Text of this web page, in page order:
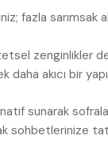
fazla sarımsak
zenginlikler
daha akıcı bir
sunarak
sohbetlerinize